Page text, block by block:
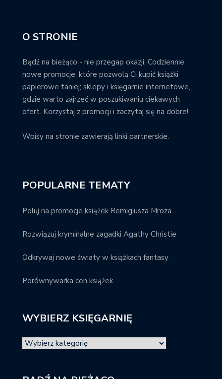
O STRONIE
Bądź na bieżąco - nie przegap okazji. Codziennie
nowe promocje, które pozwolą Ci kupić książki
papierowe taniej; sklepy i księgarnie internetowe,
gdzie warto zajrzeć w poszukiwaniu ciekawych
ofert. Korzystaj z promocji i zaczytaj się na dobre!
Wpisy na stronie zawierają linki partnerskie.
POPULARNE TEMATY
Poluj na promocje książek Remigiusza Mroza
Rozwiązuj kryminalne zagadki Agathy Christie
Odkrywaj nowe światy w książkach fantasy
Porównywarka cen książek
WYBIERZ KSIĘGARNIĘ